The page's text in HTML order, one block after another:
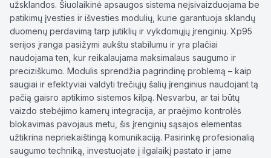
užsklandos. Šiuolaikinė apsaugos sistema neįsivaizduojama be
patikimų įvesties ir išvesties modulių, kurie garantuoja sklandų
duomenų perdavimą tarp jutiklių ir vykdomųjų įrenginių. Xp95
serijos įranga pasižymi aukštu stabilumu ir yra plačiai
naudojama ten, kur reikalaujama maksimalaus saugumo ir
preciziškumo. Modulis sprendžia pagrindinę problemą – kaip
saugiai ir efektyviai valdyti trečiųjų šalių įrenginius naudojant tą
pačią gaisro aptikimo sistemos kilpą. Nesvarbu, ar tai būtų
vaizdo stebėjimo kamerų integracija, ar praėjimo kontrolės
blokavimas pavojaus metu, šis įrenginių sąsajos elementas
užtikrina nepriekaištingą komunikaciją. Pasirinkę profesionalią
saugumo techniką, investuojate į ilgalaikį pastato ir jame